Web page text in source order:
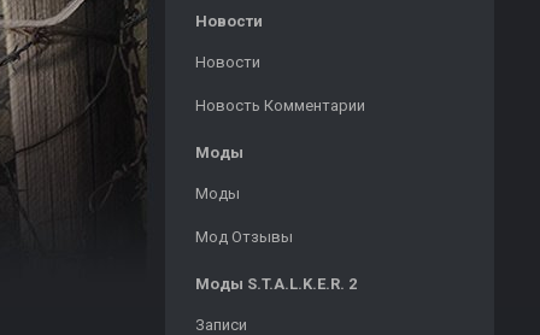
Новости
Новости
Новость Комментарии
Моды
Моды
Мод Отзывы
Моды S.T.A.L.K.E.R. 2
Записи